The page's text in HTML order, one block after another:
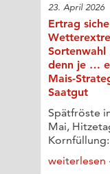
23. April 2026
Ertrag
Sortenwahl
denn je …
Mais-
Saatgut
Spätfröste
Mai,
weiterlesen